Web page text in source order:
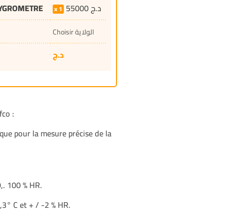
1 55000د.ج
Choisir الولاية
د.ج
:
pour la mesure précise de la
100 % HR.
C et + / -2 % HR.